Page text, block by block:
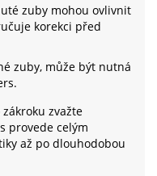
zuby mohou ovlivnit
korekci před
zuby, může být nutná
zvažte
provede celým
až po dlouhodobou